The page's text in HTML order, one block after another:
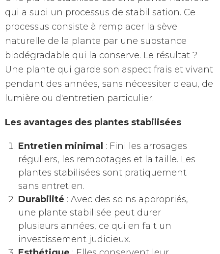
qui a subi un processus de stabilisation. Ce
processus consiste à remplacer la sève
naturelle de la plante par une substance
biodégradable qui la conserve. Le résultat ?
Une plante qui garde son aspect frais et vivant
pendant des années, sans nécessiter d'eau, de
lumière ou d'entretien particulier.
Les avantages des plantes stabilisées
Entretien minimal : Fini les arrosages
réguliers, les rempotages et la taille. Les
plantes stabilisées sont pratiquement
sans entretien.
Durabilité : Avec des soins appropriés,
une plante stabilisée peut durer
plusieurs années, ce qui en fait un
investissement judicieux.